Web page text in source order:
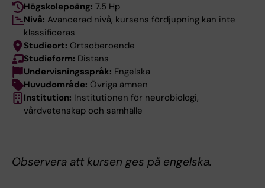
Högskolepoäng: 7.5 Hp
Nivå: Avancerad nivå, kursens fördjupning kan inte
klassificeras
Studieort: Ortsoberoende
Studieform: Distans
Undervisningsspråk: Engelska
Huvudområde: Övriga ämnen
Institution: Institutionen för neurobiologi,
vårdvetenskap och samhälle
Observera att kursen ges på engelska.